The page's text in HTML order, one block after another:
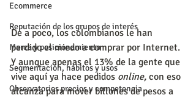
Ecommerce
Reputación de los grupos de interés
Marca y posicionamiento
Segmentación, hábitos y usos
Observatorios precios y competencia
De a poco, los colombianos le han
perdido el miedo a comprar por Internet.
Y aunque apenas el 13% de la gente que
vive aquí ya hace pedidos online, con eso
alcanza para mover billones de pesos a